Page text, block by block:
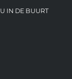
IN DE BUURT